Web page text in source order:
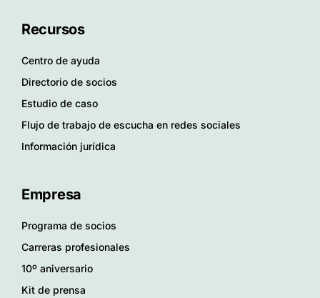
Recursos
Centro de ayuda
Directorio de socios
Estudio de caso
Flujo de trabajo de escucha en redes sociales
Información jurídica
Empresa
Programa de socios
Carreras profesionales
10º aniversario
Kit de prensa